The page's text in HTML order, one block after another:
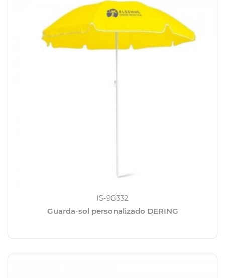
IS-98332
Guarda-sol personalizado DERING